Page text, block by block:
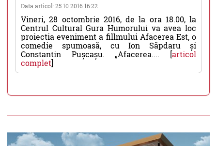
Data articol: 25.10.2016 16:22
Vineri, 28 octombrie 2016, de la ora 18.00, la
Centrul Cultural Gura Humorului va avea loc
proiectia eveniment a fillmului Afacerea Est, o
comedie spumoasă, cu Ion Săpdaru și
Constantin Pușcașu. „Afacerea.... [articol
complet]